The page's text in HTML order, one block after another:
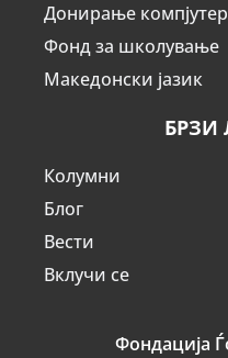
Донирање
Фонд за школување
Македонски јазик
БРЗИ
Колумни
Блог
Вести
Вклучи се
Фондација